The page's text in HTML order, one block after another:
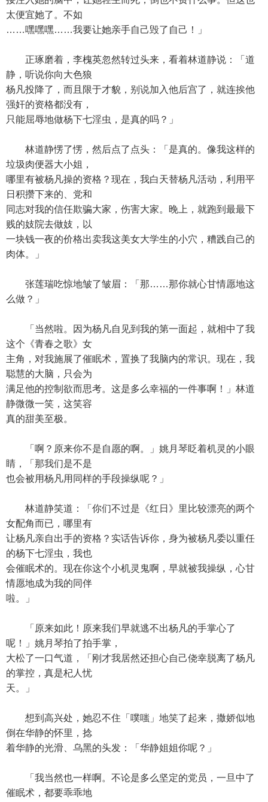
太便宜她了。不如
……嘿嘿嘿……我要让她亲手自己毁了自己！」
正琢磨着，李槐英忽然转过头来，看着林道静说：「道
静，听说你向大色狼
杨凡投降了，而且限于才貌，别说加入他后宫了，就连挨他
强奸的资格都没有，
只能屈辱地做杨下七淫虫，是真的吗？」
林道静愣了愣，然后点了点头：「是真的。像我这样的
垃圾肉便器大小姐，
哪里有被杨凡操的资格？现在，我白天替杨凡活动，利用平
日积攒下来的、党和
同志对我的信任欺骗大家，伤害大家。晚上，就跑到最最下
贱的妓院去做妓，以
一块钱一夜的价格出卖我这美女大学生的小穴，糟践自己的
肉体。」
张莲瑞吃惊地皱了皱眉：「那……那你就心甘情愿地这
么做？」
「当然啦。因为杨凡自见到我的第一面起，就相中了我
这个《青春之歌》女
主角，对我施展了催眠术，置换了我脑内的常识。现在，我
聪慧的大脑，只会为
满足他的控制欲而思考。这是多么幸福的一件事啊！」林道
静微微一笑，这笑容
真的甜美至极。
「啊？原来你不是自愿的啊。」姚月琴眨着机灵的小眼
睛，「那我们是不是
也会被用杨凡用同样的手段操纵呢？」
林道静笑道：「你们不过是《红日》里比较漂亮的两个
女配角而已，哪里有
让杨凡亲自出手的资格？实话告诉你，身为被杨凡委以重任
的杨下七淫虫，我也
会催眠术的。现在你这个小机灵鬼啊，早就被我操纵，心甘
情愿地成为我的同伴
啦。」
「原来如此！原来我们早就逃不出杨凡的手掌心了
呢！」姚月琴拍了拍手掌，
大松了一口气道，「刚才我居然还担心自己侥幸脱离了杨凡
的掌控，真是杞人忧
天。」
想到高兴处，她忍不住「噗嗤」地笑了起来，撒娇似地
倒在华静的怀里，捻
着华静的光滑、乌黑的头发：「华静姐姐你呢？」
「我当然也一样啊。不论是多么坚定的党员，一旦中了
催眠术，都要乖乖地